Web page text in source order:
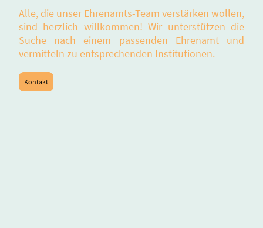
Alle, die unser Ehrenamts-Team verstärken wollen,
sind herzlich willkommen! Wir unterstützen die
Suche nach einem passenden Ehrenamt und
vermitteln zu entsprechenden Institutionen.
Kontakt